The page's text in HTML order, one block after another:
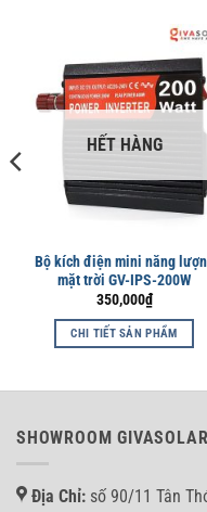
HẾT HÀNG
Bộ kích điện mini năng
mặt trời GV-IPS-200W
350,000₫
CHI TIẾT SẢN PHẨM
SHOWROOM GIVASOLAR
Địa Chỉ: số 90/11 Tân